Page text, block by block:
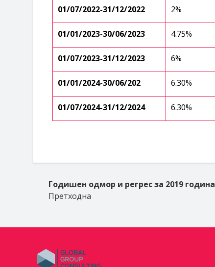
01/07/2022-31/12/2022 2%
01/01/2023-30/06/2023 4.75%
01/07/2023-31/12/2023 6%
01/01/2024-30/06/202 6.30%
01/07/2024-31/12/2024 6.30%
Годишен одмор и регрес за 2019 година
Претходна